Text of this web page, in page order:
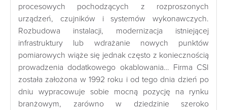
procesowych pochodzących z rozproszonych
urządzeń, czujników i systemów wykonawczych.
Rozbudowa instalacji, modernizacja istniejącej
infrastruktury lub wdrażanie nowych punktów
pomiarowych wiąże się jednak często z koniecznością
prowadzenia dodatkowego okablowania… Firma CSI
została założona w 1992 roku i od tego dnia dzień po
dniu wypracowuje sobie mocną pozycję na rynku
branżowym, zarówno w dziedzinie szeroko